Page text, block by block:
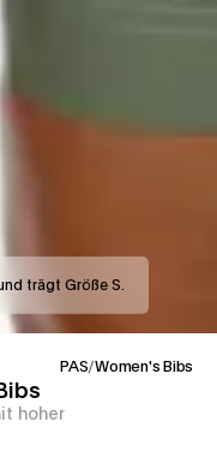
trägt Größe S.
PAS/Women's Bibs
hoher